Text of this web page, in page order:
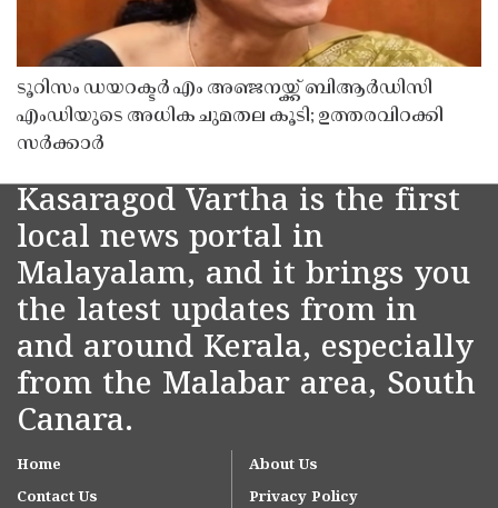
ടൂറിസം ഡയറക്ടർ എം അഞ്ജനയ്ക്ക് ബിആർഡിസി
എംഡിയുടെ അധിക ചുമതല കൂടി; ഉത്തരവിറക്കി
സർക്കാർ
Kasaragod Vartha is the first
local news portal in
Malayalam, and it brings you
the latest updates from in
and around Kerala, especially
from the Malabar area, South
Canara.
Home
About Us
Contact Us
Privacy Policy